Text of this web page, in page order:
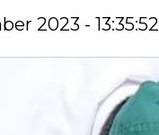
2023 - 13:35:52